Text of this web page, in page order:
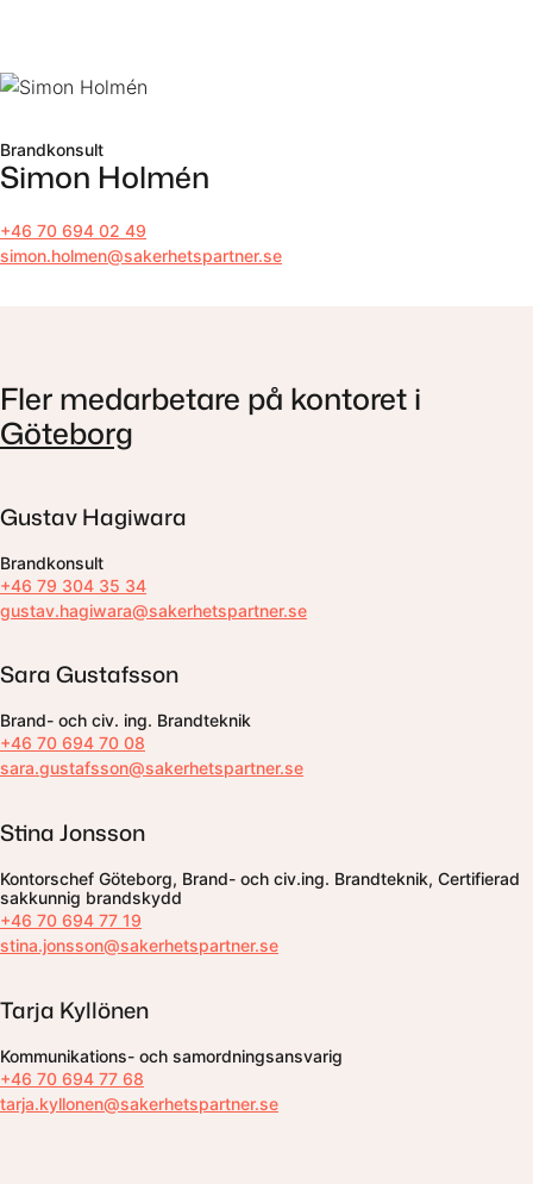
Brandkonsult
Simon Holmén
+46 70 694 02 49
simon.holmen@sakerhetspartner.se
Fler medarbetare på kontoret i
Göteborg
Gustav Hagiwara
Brandkonsult
+46 79 304 35 34
gustav.hagiwara@sakerhetspartner.se
Sara Gustafsson
Brand- och civ. ing. Brandteknik
+46 70 694 70 08
sara.gustafsson@sakerhetspartner.se
Stina Jonsson
Kontorschef Göteborg, Brand- och civ.ing. Brandteknik, Certifierad
sakkunnig brandskydd
+46 70 694 77 19
stina.jonsson@sakerhetspartner.se
Tarja Kyllönen
Kommunikations- och samordningsansvarig
+46 70 694 77 68
tarja.kyllonen@sakerhetspartner.se